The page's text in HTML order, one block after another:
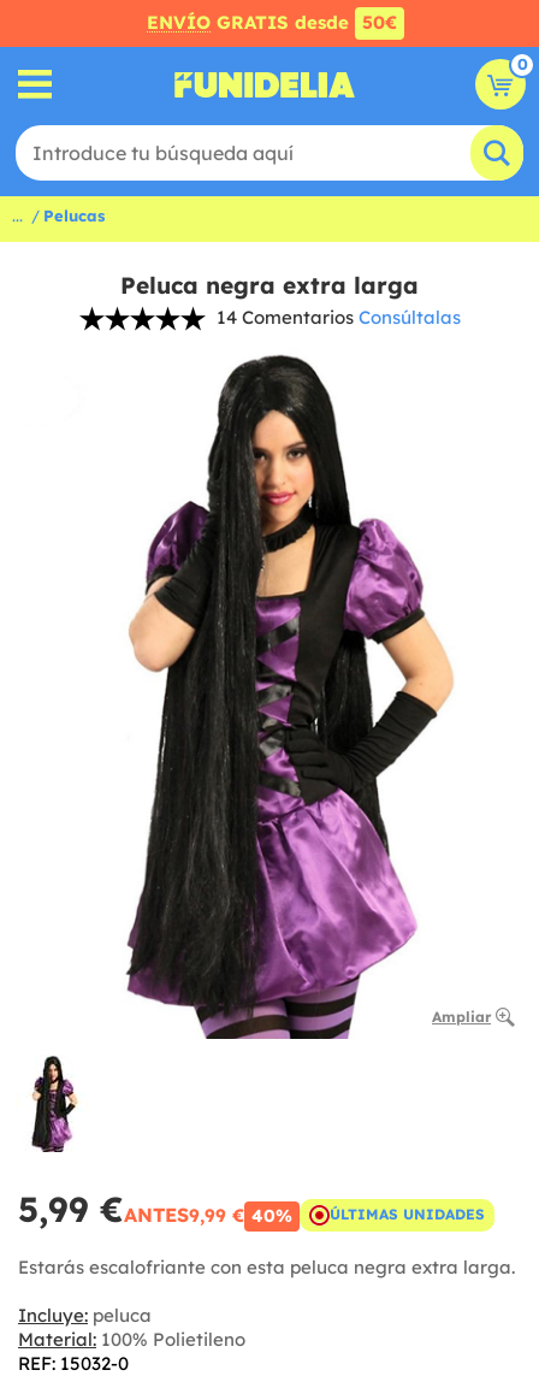
ENVÍO GRATIS desde 50€
0
... Pelucas
Peluca negra extra larga
14 Comentarios Consúltalas
Ampliar
5,99 €ANTES9,99 € 40% ÚLTIMAS UNIDADES
Estarás escalofriante con esta peluca negra extra larga.
Incluye: peluca
Material: 100% Polietileno
REF: 15032-0